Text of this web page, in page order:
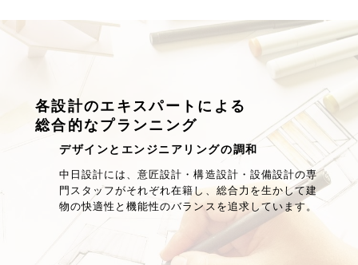
各設計のエキスパートによる
総合的なプランニング
デザインとエンジニアリングの調和
中日設計には、意匠設計・構造設計・設備設計の専
門スタッフがそれぞれ在籍し、総合力を生かして建
物の快適性と機能性のバランスを追求しています。